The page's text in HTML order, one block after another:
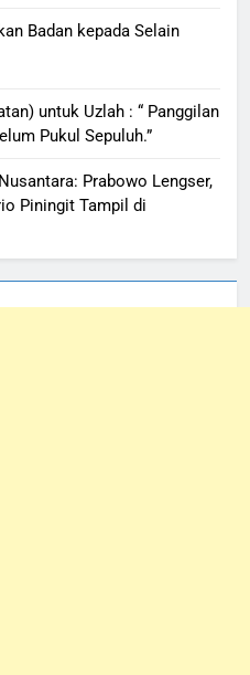
Badan kepada Selain
untuk Uzlah : “ Panggilan
Pukul Sepuluh.”
Prabowo Lengser,
Piningit Tampil di